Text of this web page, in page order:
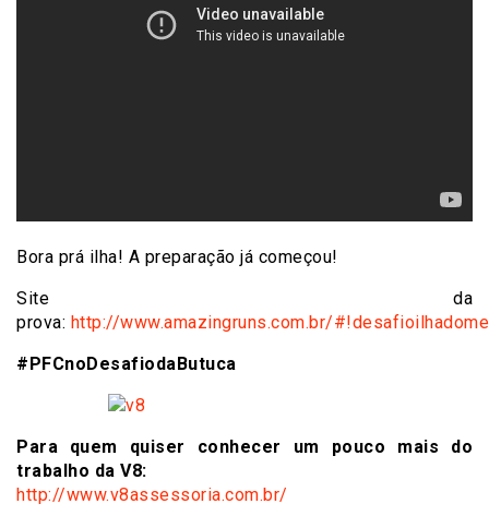
Bora prá ilha! A preparação já começou!
Site da
prova: http://www.amazingruns.com.br/
#PFCnoDesafiodaButuca
Para quem quiser conhecer um pouco mais do
trabalho da V8:
http://www.v8assessoria.com.br/